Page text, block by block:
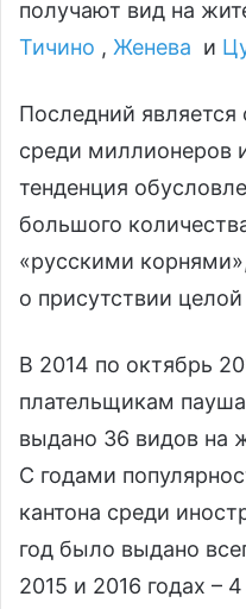
получают вид на
Тичино , Женева и
Последний
среди миллионеров
тенденция
большого
«русскими
о присутствии
В 2014 по октябрь
плательщикам
выдано 36 видов на
С годами
кантона среди
год было выдано
2015 и 2016 годах –